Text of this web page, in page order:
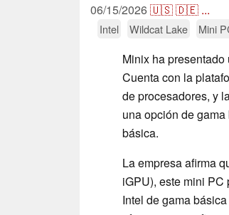
06/15/2026🇺🇸🇩🇪 ...
Intel Wildcat Lake Mini
Minix ha
Cuenta con la
de procesadores, y
una opción de
básica.
La empresa afirma
iGPU), este mini
Intel de gama